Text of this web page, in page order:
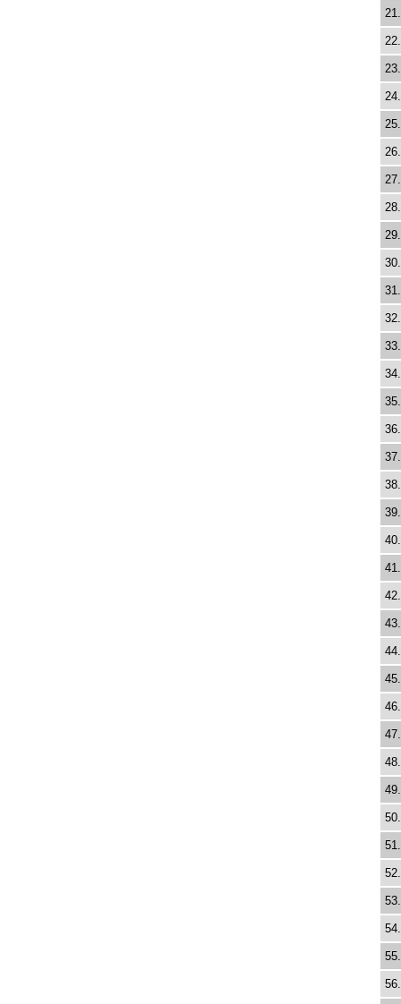
21.
22.
23.
24.
25.
26.
27.
28.
29.
30.
31.
32.
33.
34.
35.
36.
37.
38.
39.
40.
41.
42.
43.
44.
45.
46.
47.
48.
49.
50.
51.
52.
53.
54.
55.
56.